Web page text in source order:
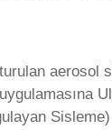
aerosol